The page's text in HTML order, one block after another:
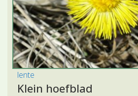
lente
Klein hoefblad